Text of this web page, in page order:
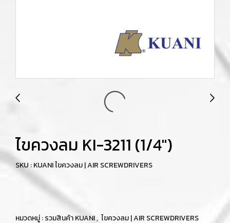
ไขควงลม KI-3211 (1/4")
SKU : KUANI ไขควงลม | AIR SCREWDRIVERS
หมวดหมู่ :รวมสินค้า KUANI, ไขควงลม | AIR SCREWDRIVERS